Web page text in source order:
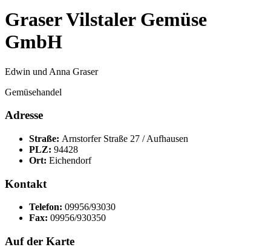
Graser Vilstaler Gemüse
GmbH
Edwin und Anna Graser
Gemüsehandel
Adresse
Straße: Arnstorfer Straße 27 / Aufhausen
PLZ: 94428
Ort: Eichendorf
Kontakt
Telefon: 09956/93030
Fax: 09956/930350
Auf der Karte